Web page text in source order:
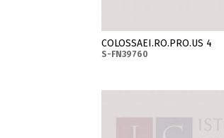
COLOSSAEI.RO.PRO.US 4
S-FN39760